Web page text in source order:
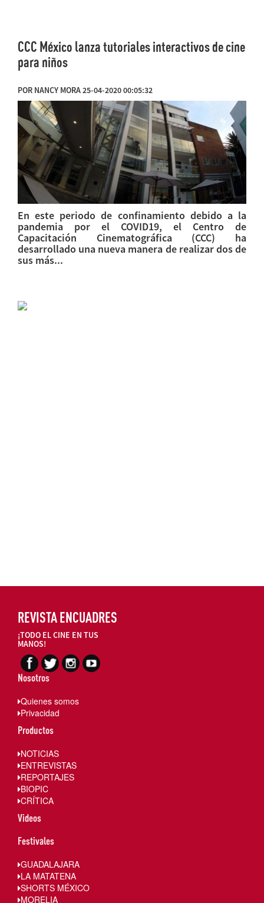
CCC México lanza tutoriales interactivos de cine
para niños
POR NANCY MORA 25-04-2020 00:05:32
En este periodo de confinamiento debido a la
pandemia por el COVID19, el Centro de
Capacitación Cinematográfica (CCC) ha
desarrollado una nueva manera de realizar dos de
sus más...
REVISTA ENCUADRES
¡TODO EL CINE EN TUS
MANOS!
Nosotros
Quienes somos
Privacidad
Productos
NOTICIAS
ENTREVISTAS
REPORTAJES
BIOPIC
CRÍTICA
Videos
Festivales
GUADALAJARA
LA MATATENA
SHORTS MÉXICO
MORELIA